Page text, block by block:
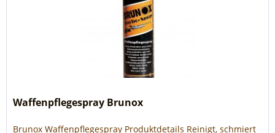
Waffenpflegespray Brunox
Brunox Waffenpflegespray Produktdetails Reinigt, schmiert